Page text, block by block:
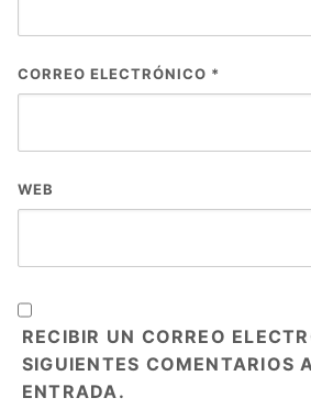
CORREO ELECTRÓNICO *
WEB
RECIBIR UN CORREO
SIGUIENTES COMENTARIOS
ENTRADA.